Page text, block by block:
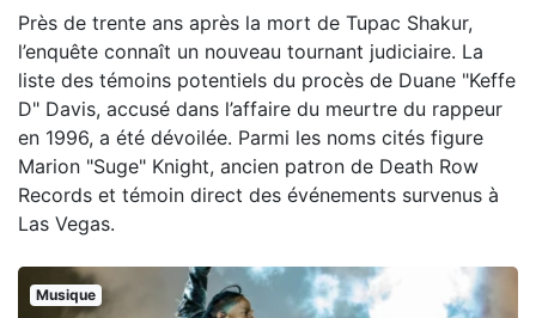
Près de trente ans après la mort de Tupac Shakur,
l’enquête connaît un nouveau tournant judiciaire. La
liste des témoins potentiels du procès de Duane "Keffe
D" Davis, accusé dans l’affaire du meurtre du rappeur
en 1996, a été dévoilée. Parmi les noms cités figure
Marion "Suge" Knight, ancien patron de Death Row
Records et témoin direct des événements survenus à
Las Vegas.
Musique